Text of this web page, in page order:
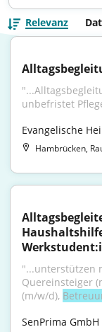
Relevanz
unbefristet
Evangelische
Hambrücken,
"...unterstützen
Quereinsteiger
(m/w/d),
SenPrima GmbH